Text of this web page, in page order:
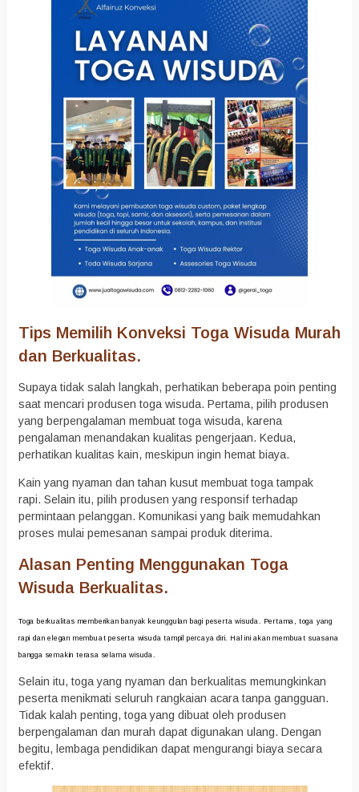
Tips Memilih Konveksi Toga Wisuda Murah
dan Berkualitas.
Supaya tidak salah langkah, perhatikan beberapa poin penting
saat mencari produsen toga wisuda. Pertama, pilih produsen
yang berpengalaman membuat toga wisuda, karena
pengalaman menandakan kualitas pengerjaan. Kedua,
perhatikan kualitas kain, meskipun ingin hemat biaya.
Kain yang nyaman dan tahan kusut membuat toga tampak
rapi. Selain itu, pilih produsen yang responsif terhadap
permintaan pelanggan. Komunikasi yang baik memudahkan
proses mulai pemesanan sampai produk diterima.
Alasan Penting Menggunakan Toga
Wisuda Berkualitas.
Toga berkualitas memberikan banyak keunggulan bagi peserta wisuda. Pertama, toga yang
rapi dan elegan membuat peserta wisuda tampil percaya diri. Hal ini akan membuat suasana
bangga semakin terasa selama wisuda.
Selain itu, toga yang nyaman dan berkualitas memungkinkan
peserta menikmati seluruh rangkaian acara tanpa gangguan.
Tidak kalah penting, toga yang dibuat oleh produsen
berpengalaman dan murah dapat digunakan ulang. Dengan
begitu, lembaga pendidikan dapat mengurangi biaya secara
efektif.